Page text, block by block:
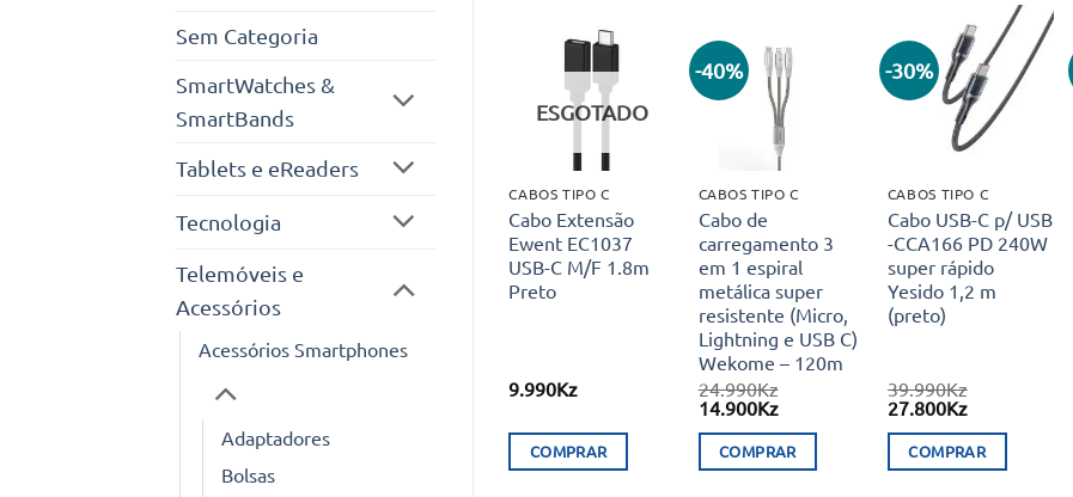
Sem Categoria
SmartWatches &
SmartBands
Tablets e eReaders
Tecnologia
Telemóveis e
Acessórios
Acessórios Smartphones
Adaptadores
Bolsas
Adicionar
aos meus
desejos
ESGOTADO
CABOS TIPO C
Cabo Extensão
Ewent EC1037
USB-C M/F 1.8m
Preto
9.990Kz
COMPRAR
-40%
Adicionar
aos meus
CABOS TIPO C
Cabo de
carregamento 3
em 1 espiral
metálica super
resistente (Micro,
Lightning e USB C)
Wekome – 120m
24.990Kz
O
original
era:
14.900KzO
atual
é:
COMPRAR
-30%
Adicionar
aos meus
desejos
CABOS TIPO C
Cabo USB-C p/ USB
-CCA166 PD 240W
super rápido
Yesido 1,2 m
(preto)
39.990Kz
O
original
era:
27.800KzO
atual
é:
COMPRAR